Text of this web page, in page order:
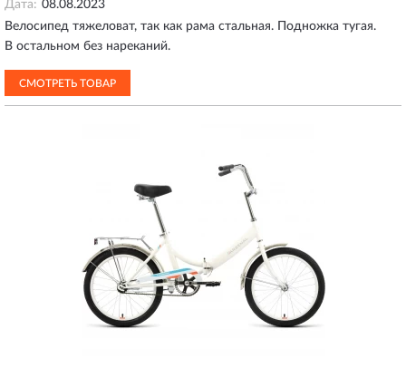
Дата: 08.08.2023
Велосипед тяжеловат, так как рама стальная. Подножка тугая.
В остальном без нареканий.
СМОТРЕТЬ ТОВАР